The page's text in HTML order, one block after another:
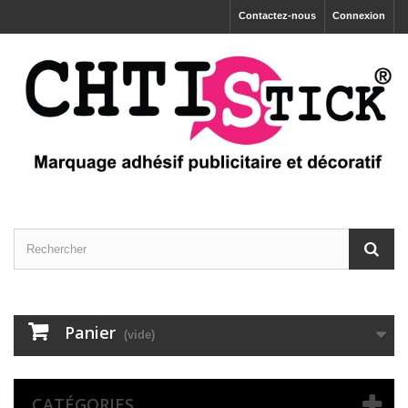
Connexion
Contactez-nous
Panier (vide)